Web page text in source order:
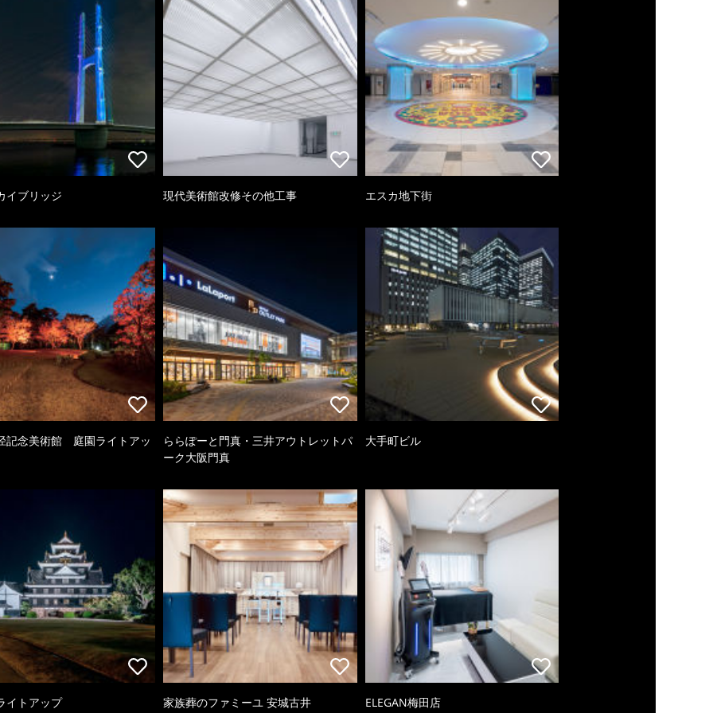
イブリッジ 現代美術館改修その他工事 エスカ地下街
記念美術館 庭園ライトアッ
ららぽーと門真・三井アウトレットパ
ーク大阪門真
大手町ビル
イトアップ 家族葬のファミーユ 安城古井 ELEGAN梅田店